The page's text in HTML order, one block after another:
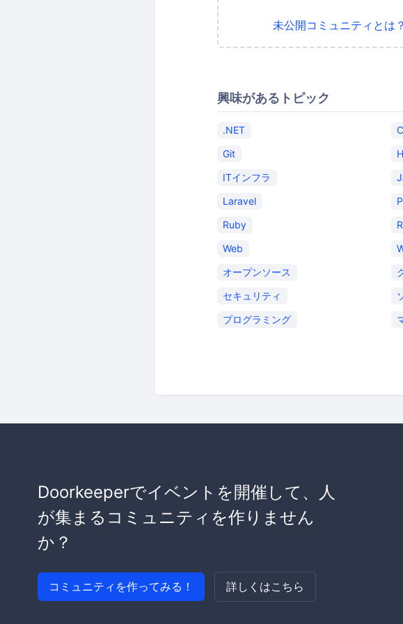
未公開コミュニティとは？
興味があるトピック
.NET
Git
ITインフラ
Laravel
Ruby
Web
オープンソース
セキュリティ
プログラミング
Doorkeeperでイベントを開催して、人
が集まるコミュニティを作りません
か？
コミュニティを作ってみる！ 詳しくはこちら